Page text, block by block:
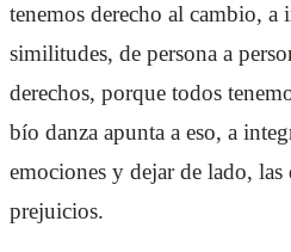
tenemos derecho al cambio, a
similitudes, de persona a
derechos, porque todos
bío danza apunta a eso, a
emociones y dejar de lado,
prejuicios.